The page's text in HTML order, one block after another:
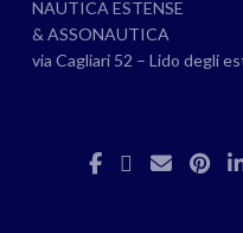
NAUTICA ESTENSE
& ASSONAUTICA
via Cagliari 52 – Lido degli